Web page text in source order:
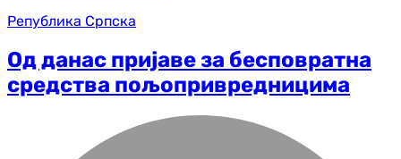
Република Српска
Од данас пријаве за бесповратна
средства пољопривредницима